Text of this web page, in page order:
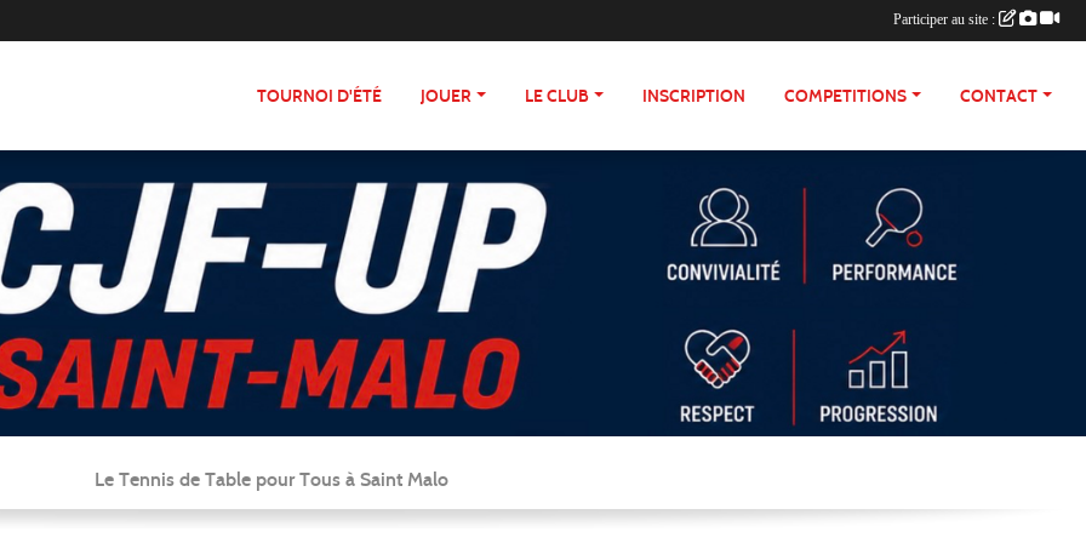
TOURNOI D'ÉTÉ JOUER LE CLUB INSCRIPTION COMPETITIONS CONTACT
Le Tennis de Table pour Tous à Saint Malo
Participer au site :